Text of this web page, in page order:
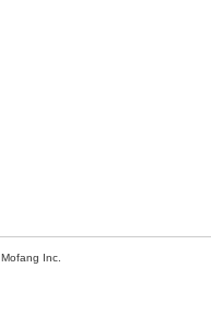
Mofang Inc.